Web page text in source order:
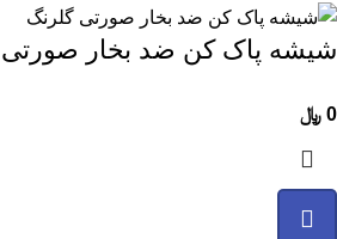
شیشه پاک کن ضد بخار صورتی
0 ﷼